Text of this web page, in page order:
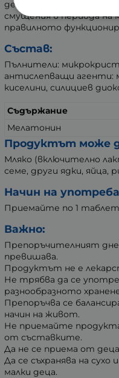
действа благоприятно
смущения в периода на
правилното
Състав:
Пълнители:
антислепващи агенти:
киселини, силициев
Съдържание
Мелатонин
Продуктът може
Мляко (включително
семе, други ядки, яйца,
Начин на
Приемайте по 1
Важно:
Препоръчителният
превишава.
Продуктът не е
Не трябва да се
разнообразното
Препоръчва се
начин на живот.
Не приемайте
от съставките.
Да не се приема от
Да се съхранява на
малки деца.